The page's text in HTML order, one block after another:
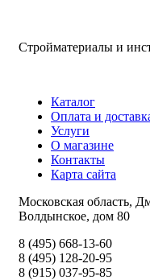
Стройматериалы и
Каталог
Оплата и
Услуги
О магазине
Контакты
Карта сайта
Московская область,
Волдынское, дом 80
8 (495) 668-13-60
8 (495) 128-20-95
8 (915) 037-95-85